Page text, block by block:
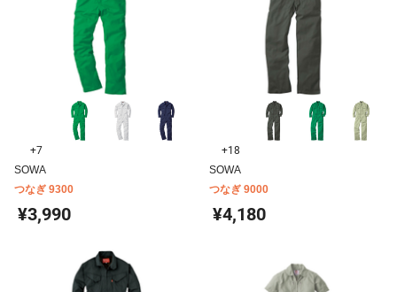
+7
SOWA
つなぎ 9300
¥3,990
+18
SOWA
つなぎ 9000
¥4,180